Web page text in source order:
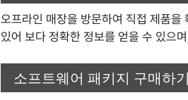
오프라인 매장을 방문하여 직접 제품을
있어 보다 정확한 정보를 얻을 수 있으
소프트웨어 패키지 구매하기